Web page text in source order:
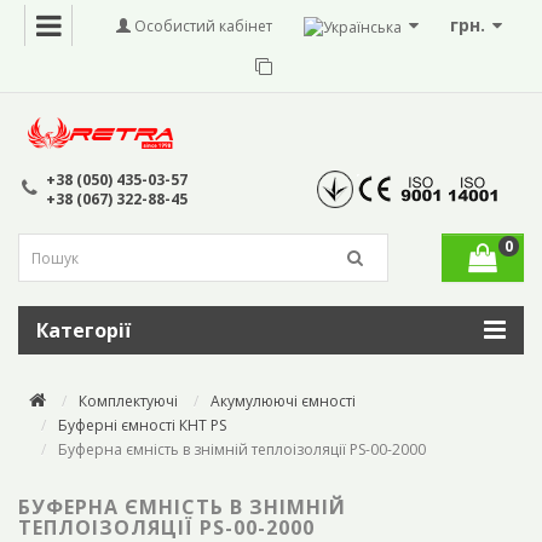
грн.
Особистий кабінет
+38 (050) 435-03-57
+38 (067) 322-88-45
0
Категорії
Комплектуючі
Акумулюючі ємності
Буферні ємності КНТ PS
Буферна ємність в знімній теплоізоляції PS-00-2000
БУФЕРНА ЄМНІСТЬ В ЗНІМНІЙ
ТЕПЛОІЗОЛЯЦІЇ PS-00-2000